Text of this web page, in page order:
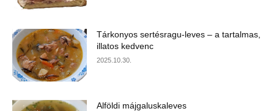
Tárkonyos sertésragu-leves – a tartalmas,
illatos kedvenc
2025.10.30.
Alföldi májgaluskaleves